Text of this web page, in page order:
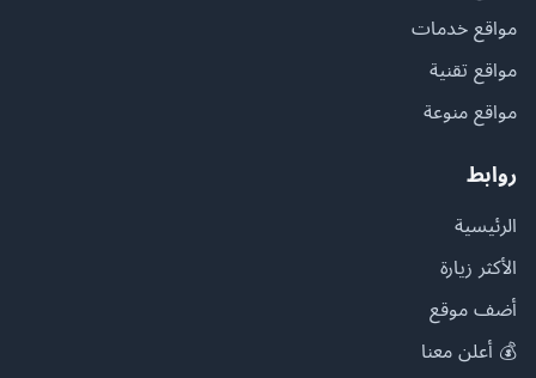
مواقع خدمات
مواقع تقنية
مواقع منوعة
روابط
الرئيسية
الأكثر زيارة
أضف موقع
💰 أعلن معنا